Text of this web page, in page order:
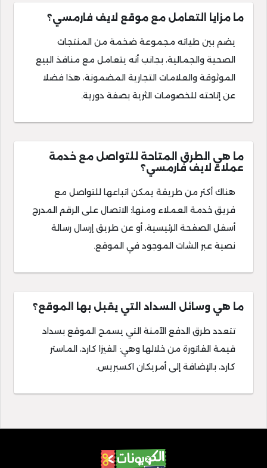
ما مزايا التعامل مع موقع لايف فارمسي؟
يضم بين طياته مجموعة ضخمة من المنتجات
الصحية والجمالية، بجانب أنه يتعامل مع منافذ البيع
الموثوقة والعلامات التجارية المضمونة، هذا فضلا
عن إتاحته للخصومات الثرية بصفة دورية.
ما هي الطرق المتاحة للتواصل مع خدمة
عملاء لايف فارمسي؟
هناك أكثر من طريقة يمكن اتباعها للتواصل مع
فريق خدمة العملاء ومنها: الاتصال على الرقم المدرج
أسفل الصفحة الرئيسية، أو عن طريق إرسال رسالة
نصية عبر الشات الموجود في الموقع.
ما هي وسائل السداد التي يقبل بها الموقع؟
تتعدد طرق الدفع الآمنة التي يسمح الموقع بسداد
قيمة الفاتورة من خلالها وهي: الفيزا كارد، الماستر
كارد، بالإضافة إلى أمريكان اكسبريس.